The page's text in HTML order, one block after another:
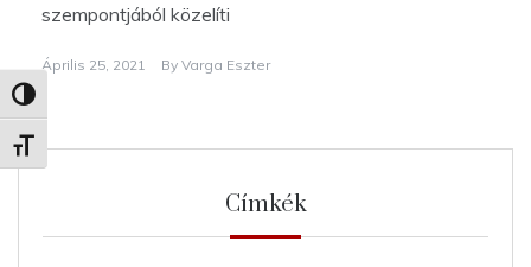
Nagy kontraszt váltása
Betűméret váltása
szempontjából közelíti
Április 25, 2021 By Varga Eszter
Címkék